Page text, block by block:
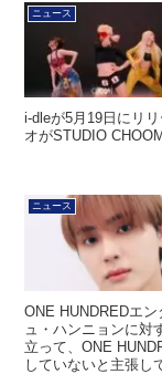
ニュース
i-dleが5月19日にリ
オがSTUDIO
ニュース
ONE HUNDREDエ
ュ・ハンニョンに対
立って、ONE
していないと主張し